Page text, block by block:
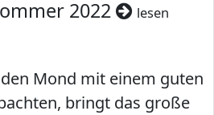
2022
lesen
Mond mit einem guten
bringt das große